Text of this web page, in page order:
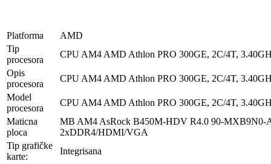
Platforma
AMD
Tip
procesora
CPU AM4 AMD Athlon PRO 300GE, 2C/4T,
Opis
procesora
CPU AM4 AMD Athlon PRO 300GE, 2C/4T,
Model
procesora
CPU AM4 AMD Athlon PRO 300GE, 2C/4T,
Maticna
ploca
MB AM4 AsRock B450M-HDV R4.0 90-
2xDDR4/HDMI/VGA
Tip grafičke
karte:
Integrisana